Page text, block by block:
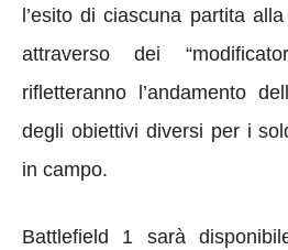
l’esito di ciascuna partita
attraverso dei
rifletteranno l’andamento
degli obiettivi diversi per i
in campo.
Battlefield 1 sarà